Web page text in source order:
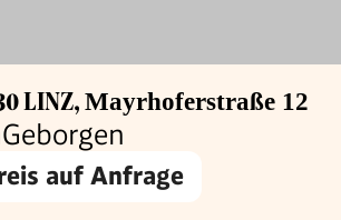
LINZ, Mayrhoferstraße 12
auf Anfrage